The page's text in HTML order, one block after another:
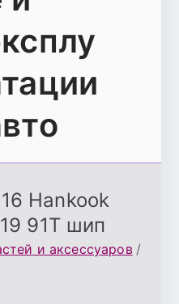
Hankook
91Т шип
и аксессуаров